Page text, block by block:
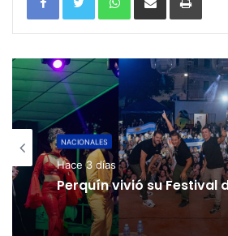
NACIONALES
Hace 3 días
Perquín vivió su Festival